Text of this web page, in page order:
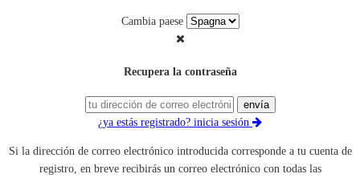
Cambia paese
Recupera la contraseña
envía
¿ya estás registrado? inicia sesión
Si la dirección de correo electrónico introducida corresponde a tu cuenta de
registro, en breve recibirás un correo electrónico con todas las